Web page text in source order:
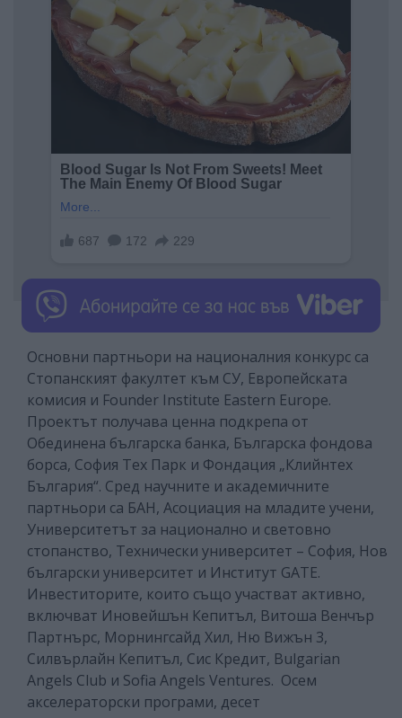
Основни партньори на националния конкурс са
Стопанският факултет към СУ, Европейската
комисия и Founder Institute Eastern Europe.
Проектът получава ценна подкрепа от
Обединена българска банка, Българска фондова
борса, София Тех Парк и Фондация „Клийнтех
България“. Сред научните и академичните
партньори са БАН, Асоциация на младите учени,
Университетът за национално и световно
стопанство, Технически университет – София, Нов
български университет и Институт GATE.
Инвеститорите, които също участват активно,
включват Иновейшън Кепитъл, Витоша Венчър
Партнърс, Морнингсайд Хил, Ню Вижън 3,
Силвърлайн Кепитъл, Сис Кредит, Bulgarian
Angels Club и Sofia Angels Ventures. Осем
акселераторски програми, десет